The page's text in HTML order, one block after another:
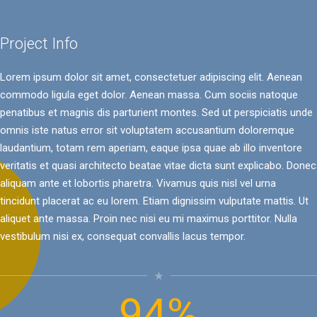
Project Info
Lorem ipsum dolor sit amet, consectetuer adipiscing elit. Aenean
commodo ligula eget dolor. Aenean massa. Cum sociis natoque
penatibus et magnis dis parturient montes. Sed ut perspiciatis unde
omnis iste natus error sit voluptatem accusantium doloremque
laudantium, totam rem aperiam, eaque ipsa quae ab illo inventore
veritatis et quasi architecto beatae vitae dicta sunt explicabo. Donec
aliquam ante et lobortis pharetra. Vivamus quis nisl vel urna
tincidunt placerat ac eu lorem. Etiam dignissim vulputate mattis. Ut
aliquet ante massa. Proin nec nisi eu mi maximus porttitor. Nulla
vestibulum nisi ex, consequat convallis lacus tempor.
star_rate
4
5
6
7
0
1
2